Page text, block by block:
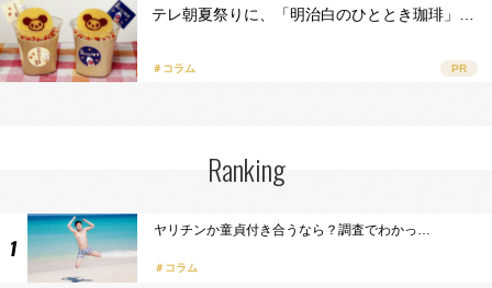
テレ朝夏祭りに、「明治白のひととき珈琲」…
＃コラム PR
Ranking
ヤリチンか童貞付き合うなら？調査でわかっ…
コラム